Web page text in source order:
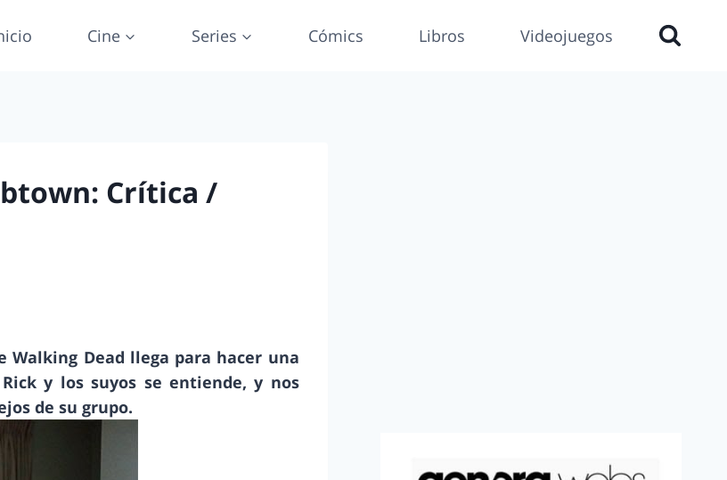
Cine Series Cómics Libros Videojuegos
Crítica /
Dead llega para hacer una
y los suyos se entiende, y nos
de su grupo.